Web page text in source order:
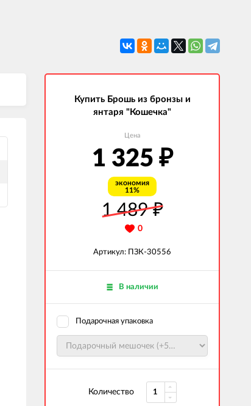
Купить Брошь из бронзы и
янтаря "Кошечка"
Цена
1 325 ₽
экономия
11%
1 489₽
0
Артикул: ПЗК-30556
В наличии
Подарочная упаковка
Количество